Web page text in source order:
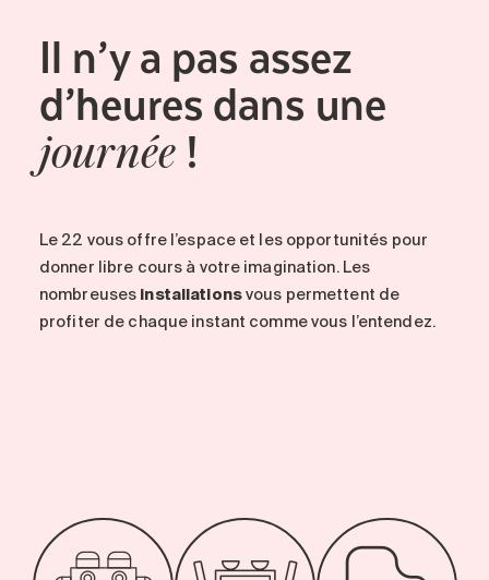
Il n’y a pas assez
d’heures dans une
journée!
Le 22 vous offre l’espace et les opportunités pour
donner libre cours à votre imagination. Les
nombreuses installationsvous permettent de
profiter de chaque instant comme vous l’entendez.